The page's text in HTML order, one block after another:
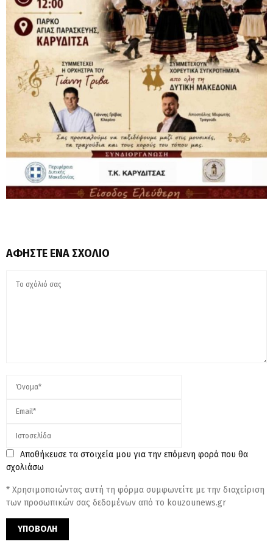
ΑΦΉΣΤΕ ΈΝΑ ΣΧΌΛΙΟ
Αποθήκευσε τα στοιχεία μου για την επόμενη φορά που θα
σχολιάσω
* Χρησιμοποιώντας αυτή τη φόρμα συμφωνείτε με την διαχείριση
των προσωπικών σας δεδομένων από το kouzounews.gr